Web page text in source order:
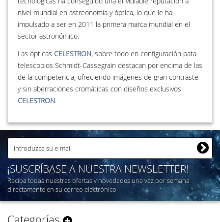
nivel mundial en astreonomía y óptica, lo que le ha
impulsado a ser en 2011 la primera marca mundial en el
sector astronómico.
Las ópticas CELESTRON, sobre todo en configuración pata
telescopios Schmidt-Cassegrain destacan por encima de las
de la competencia, ofreciendo imágenes de gran contraste
y sin aberraciones cromáticas con diseños exclusivos
CELESTRON.
¡SUSCRÍBASE A NUESTRA NEWSLETTER!
Reciba todas nuestras ofertas y novedades una vez por semana
directamente en su correo electrónico
Categorías